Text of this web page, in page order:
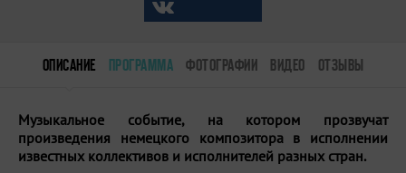
ОПИСАНИЕ ПРОГРАММА ФОТОГРАФИИ ВИДЕО ОТЗЫВЫ
Музыкальное событие, на котором прозвучат
произведения немецкого композитора в исполнении
известных коллективов и исполнителей разных стран.